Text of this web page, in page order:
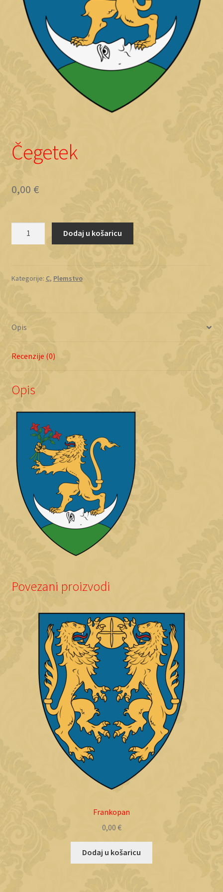
Objave
Čegetek
0,00 €
Dodaj u košaricu
Kategorije: C, Plemstvo
Opis
Recenzije (0)
Opis
Povezani proizvodi
Frankopan
0,00 €
Dodaj u košaricu